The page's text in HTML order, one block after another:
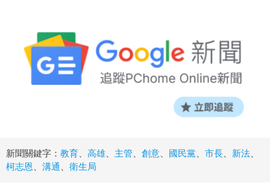
新聞關鍵字： 教育 高雄 主管 創意 國民黨 市長 新法
柯志恩
溝通 衛生局